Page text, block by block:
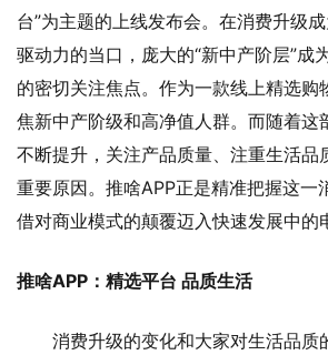
台”为主题的上线发布会。在消费升级
驱动力的当口，庞大的“新中产阶层”成
的密切关注焦点。作为一款线上精选购
焦新中产阶级和高净值人群。而随着这
不断提升，关注产品质量、注重生活品
重要原因。推啥APP正是精准把握这一
借对商业模式的颠覆迈入快速发展中的
推啥APP：精选平台 品质生活
消费升级的变化和大家对生活品质